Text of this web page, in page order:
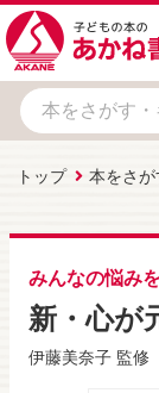
トップ 本をさが
みんなの悩み
新・心が
伊藤美奈子 監修